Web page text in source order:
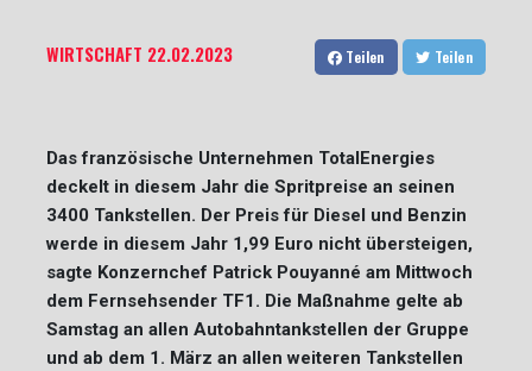
WIRTSCHAFT 22.02.2023 Teilen Teilen
Das französische Unternehmen TotalEnergies
deckelt in diesem Jahr die Spritpreise an seinen
3400 Tankstellen. Der Preis für Diesel und Benzin
werde in diesem Jahr 1,99 Euro nicht übersteigen,
sagte Konzernchef Patrick Pouyanné am Mittwoch
dem Fernsehsender TF1. Die Maßnahme gelte ab
Samstag an allen Autobahntankstellen der Gruppe
und ab dem 1. März an allen weiteren Tankstellen